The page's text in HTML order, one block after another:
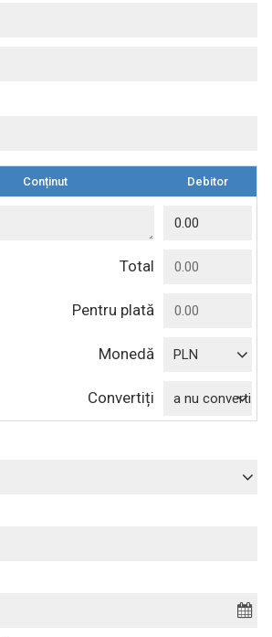
Conținut Debitor
Total
Pentru plată
Monedă PLN
Convertiți a nu converti